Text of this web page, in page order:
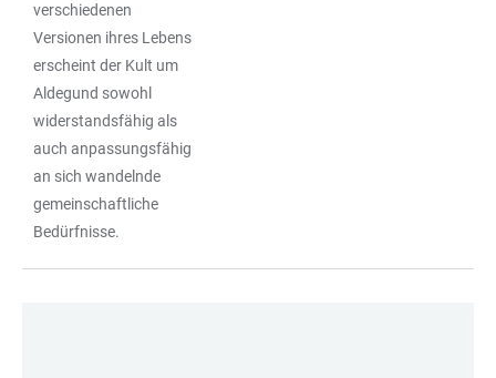
verschiedenen
Versionen ihres Lebens
erscheint der Kult um
Aldegund sowohl
widerstandsfähig als
auch anpassungsfähig
an sich wandelnde
gemeinschaftliche
Bedürfnisse.